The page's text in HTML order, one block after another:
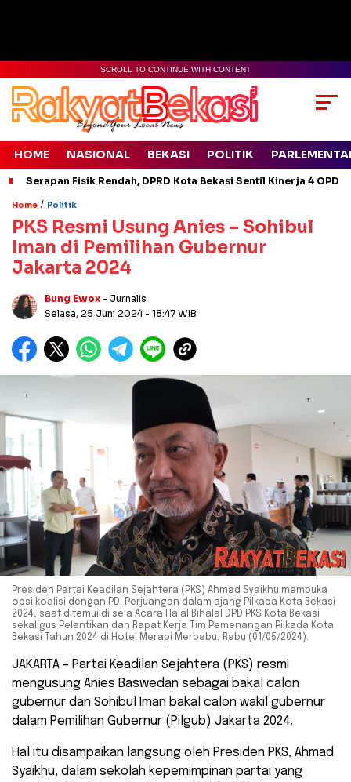
SCROLL TO CONTINUE WITH CONTENT
HOME NASIONAL BEKASI POLITIK
Serapan Fisik Rendah, DPRD Kota Bekasi Sentil Kinerja 4 OPD
Home / Politik
PKS Resmi Usung Anies – Sohibul
Iman di Pemilihan Gubernur
Jakarta 2024
Bung Ewox - Jurnalis
Selasa, 25 Juni 2024 - 18:47 WIB
Presiden Partai Keadilan Sejahtera (PKS) Ahmad Syaikhu membuka
opsi koalisi dengan PDI Perjuangan dalam ajang Pilkada Kota Bekasi
2024, saat ditemui di sela Acara Halal Bihalal DPD PKS Kota Bekasi
sekaligus Pelantikan dan Rapat Kerja Tim Pemenangan Pilkada Kota
Bekasi Tahun 2024 di Hotel Merapi Merbabu, Rabu (01/05/2024).
JAKARTA – Partai Keadilan Sejahtera (PKS) resmi
mengusung Anies Baswedan sebagai bakal calon
gubernur dan Sohibul Iman bakal calon wakil gubernur
dalam Pemilihan Gubernur (Pilgub) Jakarta 2024.
Hal itu disampaikan langsung oleh Presiden PKS, Ahmad
Syaikhu, dalam sekolah kepemimpinan partai yang